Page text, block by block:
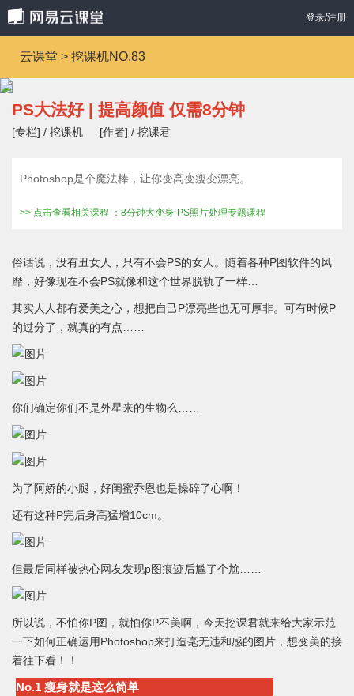
登录/注册
云课堂 > 挖课机NO.83
PS大法好 | 提高颜值 仅需8分钟
[专栏] / 挖课机 [作者] / 挖课君
Photoshop是个魔法棒，让你变高变瘦变漂亮。
>> 点击查看相关课程 ：8分钟大变身-PS照片处理专题课程
俗话说，没有丑女人，只有不会PS的女人。随着各种P图软件的风
靡，好像现在不会PS就像和这个世界脱轨了一样…
其实人人都有爱美之心，想把自己P漂亮些也无可厚非。可有时候P
的过分了，就真的有点……
你们确定你们不是外星来的生物么……
为了阿娇的小腿，好闺蜜乔恩也是操碎了心啊！
还有这种P完后身高猛增10cm。
但最后同样被热心网友发现p图痕迹后尴了个尬……
所以说，不怕你P图，就怕你P不美啊，今天挖课君就来给大家示范
一下如何正确运用Photoshop来打造毫无违和感的图片，想变美的接
着往下看！！
No.1 瘦身就是这么简单